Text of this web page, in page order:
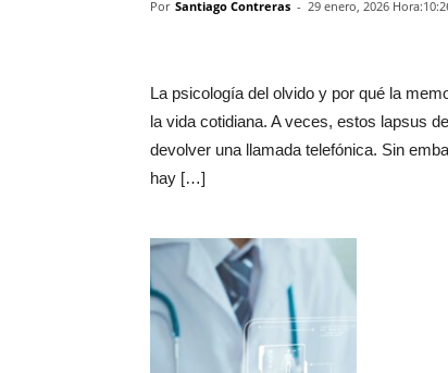
Por Santiago Contreras - 29 enero, 2026
La psicología del olvido y por qué la
la vida cotidiana. A veces, estos lapsus
devolver una llamada telefónica. Sin
hay […]